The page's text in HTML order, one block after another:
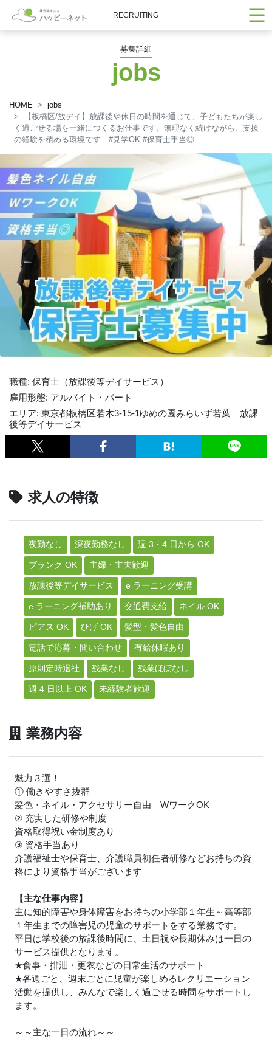
RECRUITING
募集詳細
jobs
HOME
jobs
【板橋区/放デイ】放課後や休日の時間を通じて、子どもたちが楽し
く過ごせる場を一緒につくるお仕事です。無理なく続けながら、支援
の経験を積める環境です #見学OK #保育士手当◎
職種: 保育士（放課後等デイサービス）
雇用形態: アルバイト・パート
エリア: 東京都板橋区若木3-15-1ゆめの園みらいず若葉 放課
後等デイサービス
求人の特徴
夜勤なし 深夜勤務なし 週 3・4 日から OK
ブランク OK 主婦・主夫歓迎
放課後等デイサービス e ラーニング受講
e ラーニング補助あり 交通費支給 ネイル OK
ピアス OK ひげ OK 髪型・髪色自由
電話で応募・問い合わせ 有給休暇あり
原則定時退社 残業なし 残業ほぼなし
週 4 日以上 OK 未経験者歓迎
業務内容
魅力３選！
① 働きやすさ抜群
髪色・ネイル・アクセサリー自由 WワークOK
② 充実した研修や制度
資格取得祝い金制度あり
③ 資格手当あり
介護福祉士や保育士、介護職員初任者研修などお持ちの資
格により資格手当がございます
【主な仕事内容】
主に知的障害や身体障害をお持ちの小学部１年生～高等部
１年生までの障害児の児童のサポートをする業務です。
平日は学校後の放課後時間に、土日祝や長期休みは一日の
サービス提供となります。
★食事・排泄・更衣などの日常生活のサポート
★各週ごと、週末ごとに児童が楽しめるレクリエーション
活動を提供し、みんなで楽しく過ごせる時間をサポートし
ます。
～～主な一日の流れ～～